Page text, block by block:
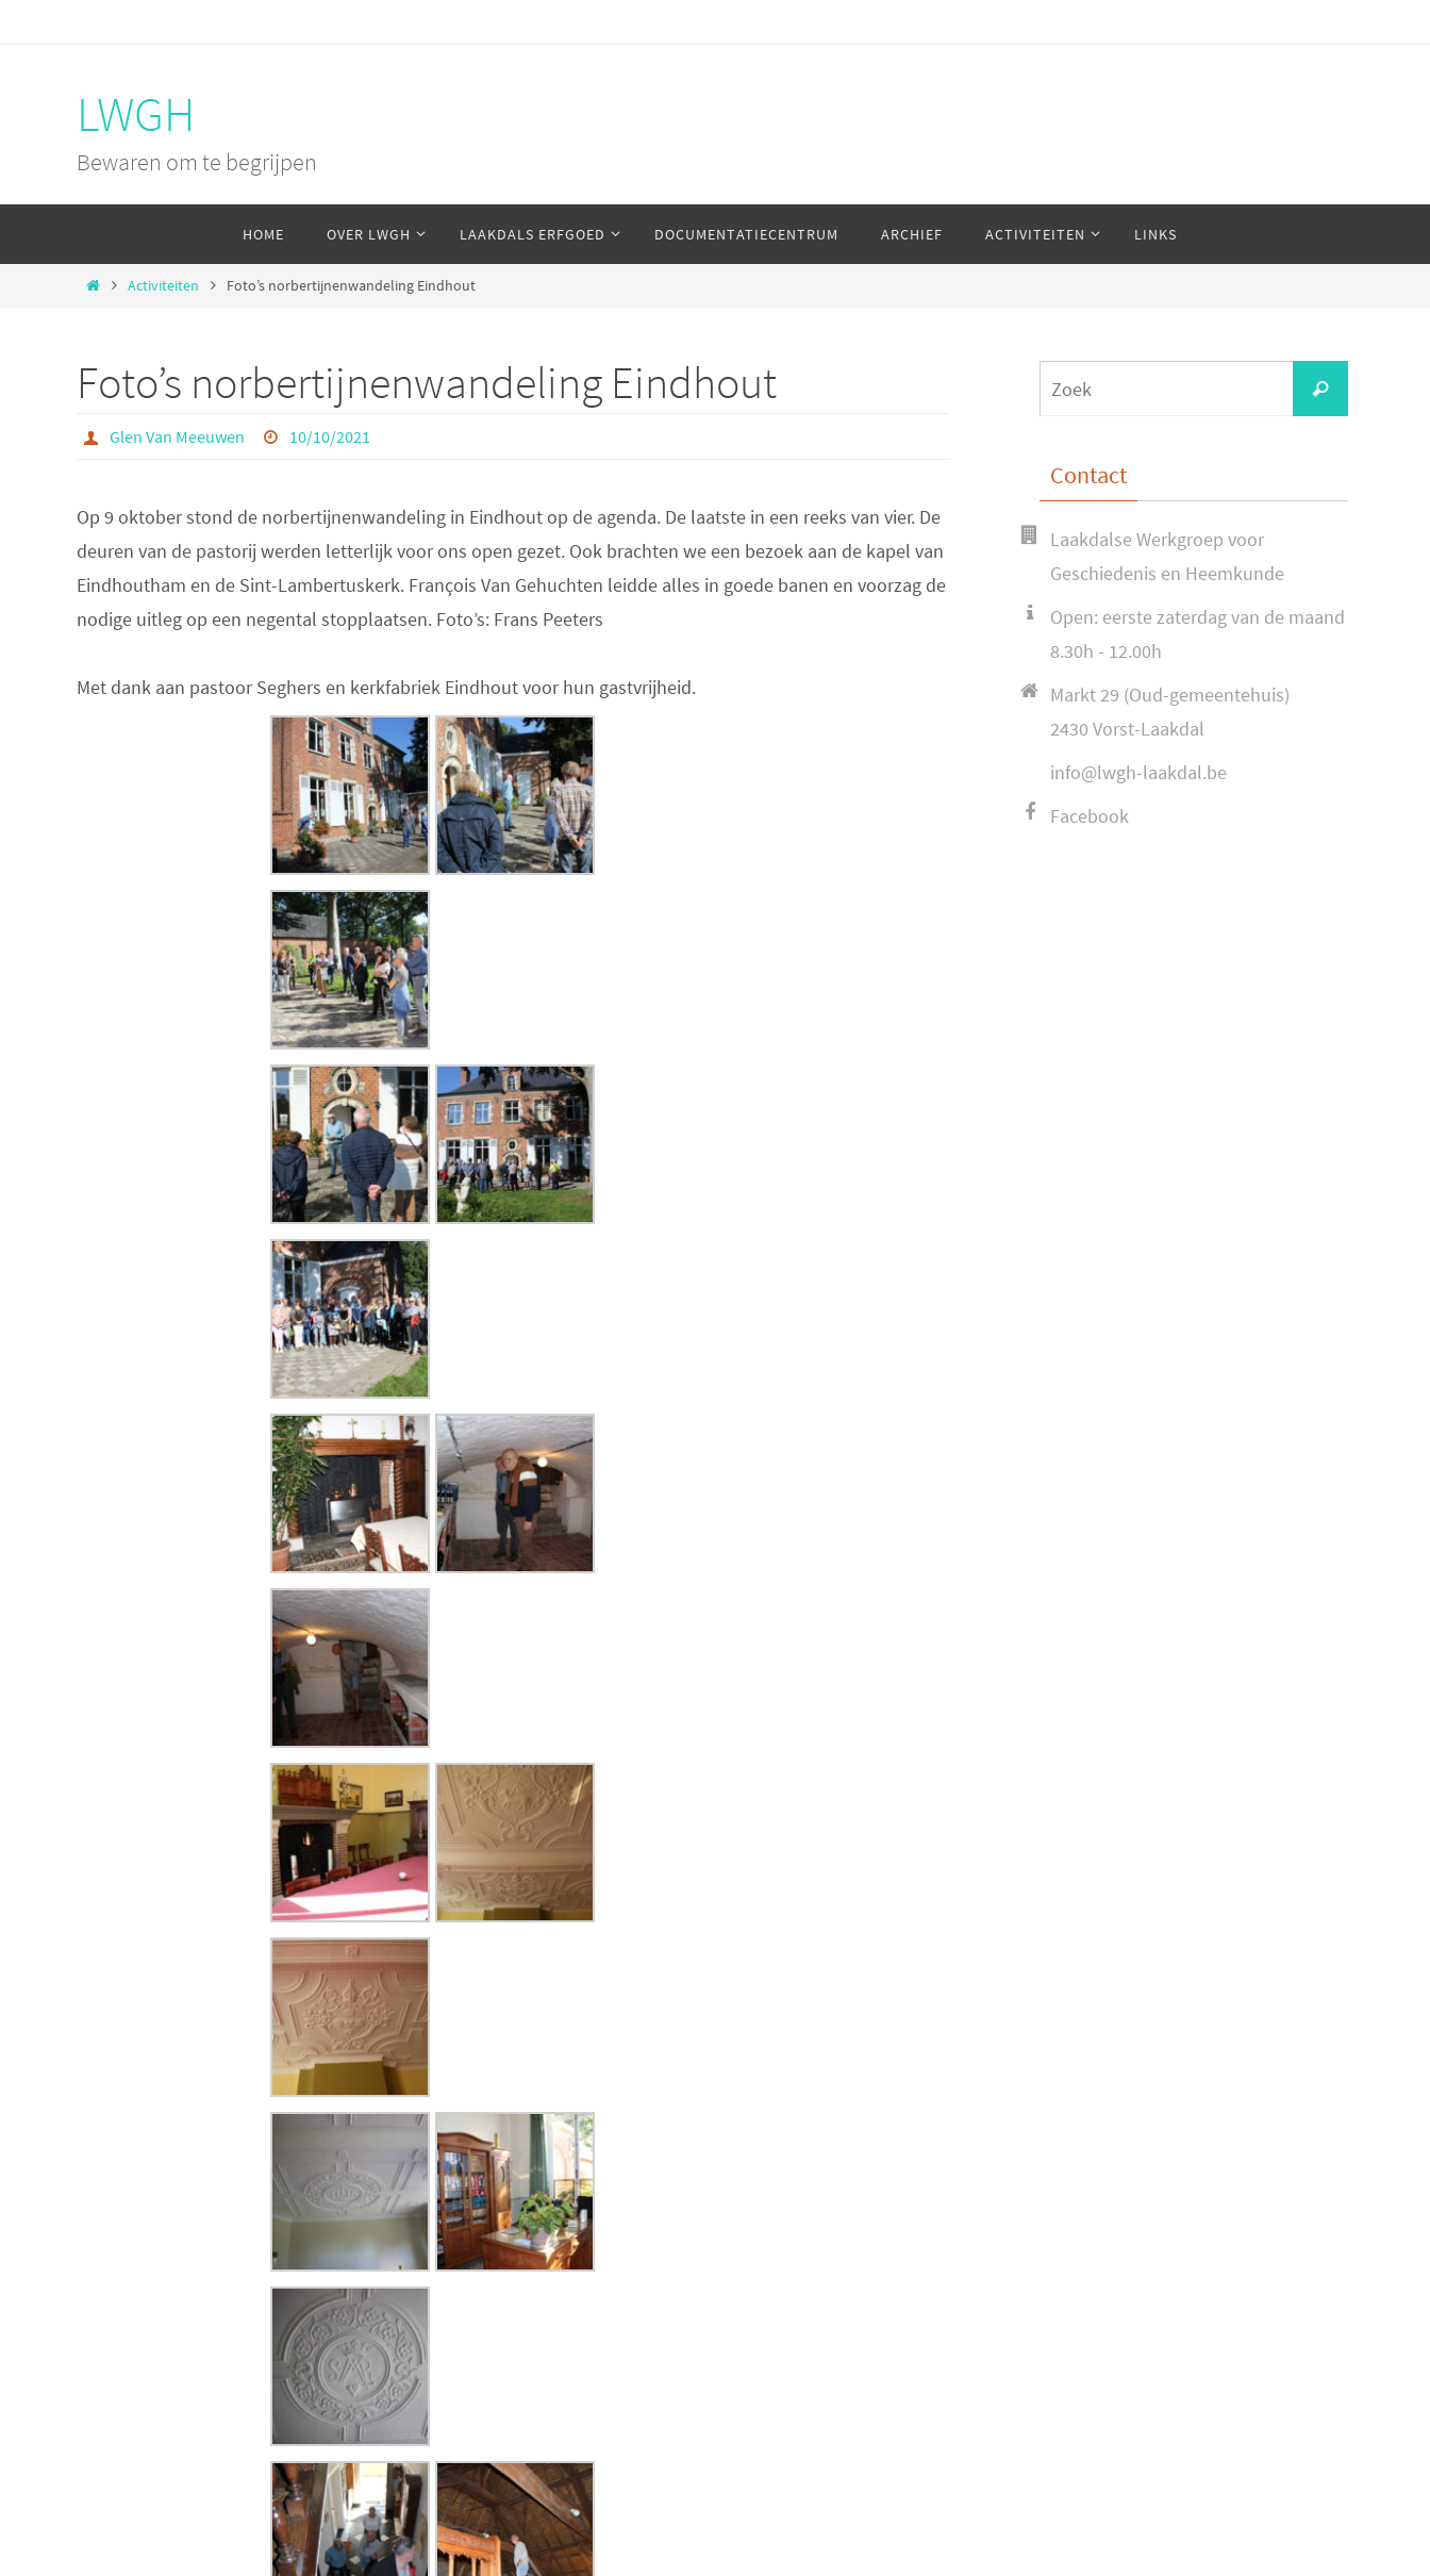
LWGH
Bewaren om te begrijpen
de
HOME OVER LWGH LAAKDALS ERFGOED DOCUMENTATIECENTRUM ARCHIEF ACTIVITEITEN LINKS
HomeActiviteiten Foto’s norbertijnenwandeling Eindhout
Foto’s norbertijnenwandeling Eindhout
Glen Van Meeuwen 10/10/2021
Op 9 oktober stond de norbertijnenwandeling in Eindhout op de agenda. De laatste in een reeks van vier. De
deuren van de pastorij werden letterlijk voor ons open gezet. Ook brachten we een bezoek aan de kapel van
Eindhoutham en de Sint-Lambertuskerk. François Van Gehuchten leidde alles in goede banen en voorzag de
nodige uitleg op een negental stopplaatsen. Foto’s: Frans Peeters
Met dank aan pastoor Seghers en kerkfabriek Eindhout voor hun gastvrijheid.
naar:
Zoek
Contact
Laakdalse Werkgroep voor
Geschiedenis en Heemkunde
Open: eerste zaterdag van de maand
8.30h - 12.00h
Markt 29 (Oud-gemeentehuis)
2430 Vorst-Laakdal
info@lwgh-laakdal.be
Facebook